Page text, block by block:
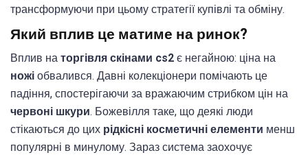
трансформуючи при цьому стратегії купівлі та обміну.
Який вплив це матиме на ринок?
Вплив на торгівля скінами cs2 є негайною: ціна на
ножі обвалився. Давні колекціонери помічають це
падіння, спостерігаючи за вражаючим стрибком цін на
червоні шкури. Божевілля таке, що деякі люди
стікаються до цих рідкісні косметичні елементи менш
популярні в минулому. Зараз система заохочує